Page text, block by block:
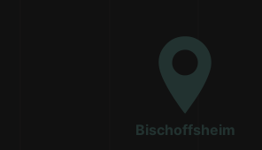
Bischoffsheim